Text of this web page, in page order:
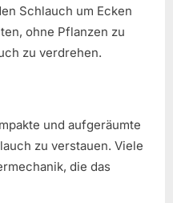
Schlauch um Ecken
ohne Pflanzen zu
zu verdrehen.
und aufgeräumte
zu verstauen. Viele
die das